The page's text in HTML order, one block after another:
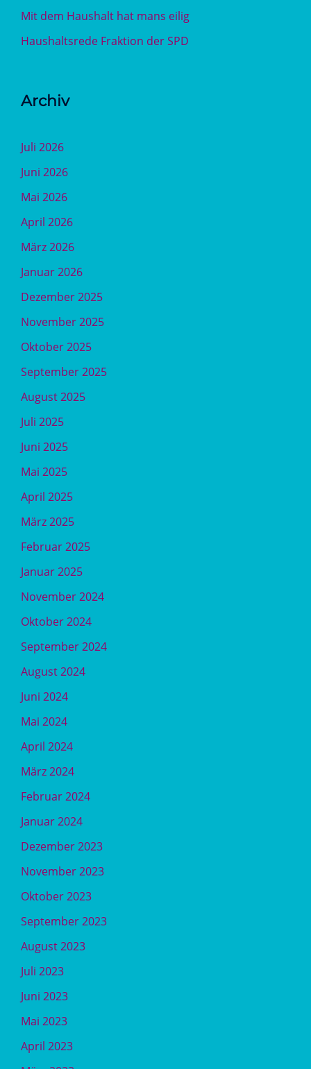
Mit dem Haushalt hat mans eilig
Haushaltsrede Fraktion der SPD
Archiv
Juli 2026
Juni 2026
Mai 2026
April 2026
März 2026
Januar 2026
Dezember 2025
November 2025
Oktober 2025
September 2025
August 2025
Juli 2025
Juni 2025
Mai 2025
April 2025
März 2025
Februar 2025
Januar 2025
November 2024
Oktober 2024
September 2024
August 2024
Juni 2024
Mai 2024
April 2024
März 2024
Februar 2024
Januar 2024
Dezember 2023
November 2023
Oktober 2023
September 2023
August 2023
Juli 2023
Juni 2023
Mai 2023
April 2023